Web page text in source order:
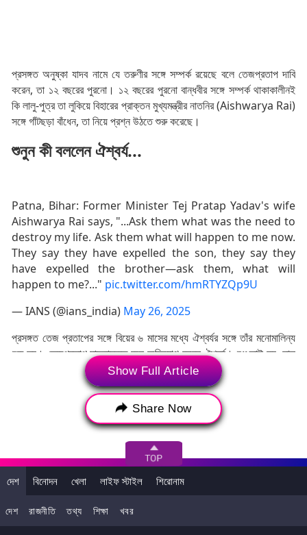
প্রসঙ্গত অনুষ্কা যাদব নামে যে তরুণীর সঙ্গে সম্পর্ক রয়েছে বলে তেজপ্রতাপ দাবি
করেন, তা ১২ বছরের পুরনো। ১২ বছরের পুরনো বান্ধবীর সঙ্গে সম্পর্ক থাকাকালীনই
কি লালু-পুত্র তা লুকিয়ে বিহারের প্রাক্তন মুখ্যমন্ত্রীর নাতনির (Aishwarya Rai)
সঙ্গে গাঁটছড়া বাঁধেন, তা নিয়ে প্রশ্ন উঠতে শুরু করেছে।
শুনুন কী বললেন ঐশ্বর্য...
Patna, Bihar: Former Minister Tej Pratap Yadav's wife
Aishwarya Rai says, "...Ask them what was the need to
destroy my life. Ask them what will happen to me now.
They say they have expelled the son, they say they
have expelled the brother—ask them, what will
happen to me?..." pic.twitter.com/hmRTYZQp9U
— IANS (@ians_india) May 26, 2025
প্রসঙ্গত তেজ প্রতাপের সঙ্গে বিয়ের ৬ মাসের মধ্যে ঐশ্বর্যর সঙ্গে তাঁর মনোমালিন্য
শুরু হয়। তেজপ্রতাপ মাদকাসক্ত বলে অভিযোগ করেন ঐশ্বর্য। শুধু তাই নয়, লালু
প্রসাদের পরিবারের বিরুদ্ধেও অভব্য আচরণের অভিযোগ করেন ঐশ্বর্য। যা নিয়ে
তেজপ্রতাপ এবং ঐশ্বর্যর বিচ্ছেদের খবর নিয়ে বিহারের রাজনীতিতে জোর চর্চা শুরু হয়ে
Show Full Article
Share Now
দেশ বিনোদন খেলা লাইফ স্টাইল শিরোনাম
দেশ রাজনীতি তথ্য শিক্ষা খবর